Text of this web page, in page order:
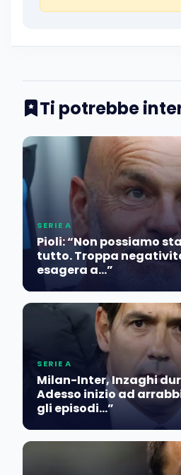
Ti potrebbe
SERIE A
Pioli: “Non possiamo
tutto. Troppa
esagera a…”
SERIE A
Milan-Inter, Inzaghi
Adesso inizio ad
gli episodi…”